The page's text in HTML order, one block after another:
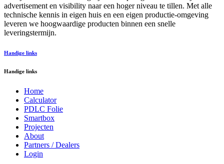
advertisement en visibility naar een hoger niveau te tillen. Met alle
technische kennis in eigen huis en een eigen productie-omgeving
leveren we hoogwaardige producten binnen een snelle
leveringstermijn.
Handige links
Handige links
Home
Calculator
PDLC Folie
Smartbox
Projecten
About
Partners / Dealers
Login